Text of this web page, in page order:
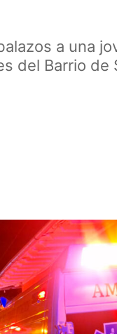
a una
del Barrio de